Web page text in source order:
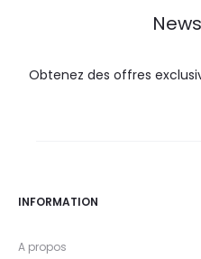
Obtenez des offres
INFORMATION
A propos